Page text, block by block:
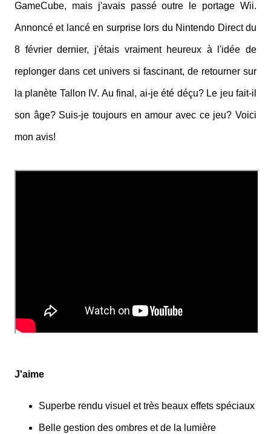
GameCube, mais j'avais passé outre le portage Wii.
Annoncé et lancé en surprise lors du Nintendo Direct du
8 février dernier, j'étais vraiment heureux à l'idée de
replonger dans cet univers si fascinant, de retourner sur
la planète Tallon IV. Au final, ai-je été déçu? Le jeu fait-il
son âge? Suis-je toujours en amour avec ce jeu? Voici
mon avis!
J'aime
Superbe rendu visuel et très beaux effets spéciaux
Belle gestion des ombres et de la lumière